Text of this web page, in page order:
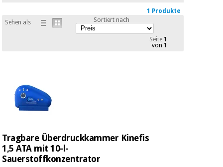
Chirurgische
instrumente
1 Produkte
Sehen als
Sortiert nach
Seite1
von 1
Tragbare Überdruckkammer Kinefis
1,5 ATA mit 10-l-
Sauerstoffkonzentrator